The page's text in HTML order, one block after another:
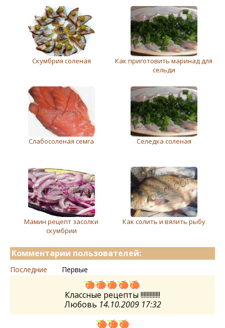
Скумбрия соленая
Как приготовить маринад для
сельди
Слабосоленая семга Селедка соленая
Мамин рецепт засолки
скумбрии
Как солить и вялить рыбу
Комментарии пользователей:
Последние Первые
Классные рецепты !!!!!!!!!!!!!
Любовь 14.10.2009 17:32